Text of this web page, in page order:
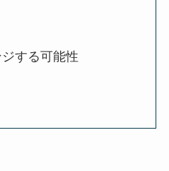
する可能性